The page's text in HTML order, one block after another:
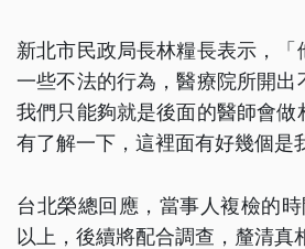
新北市民政局長林糧長表示，
一些不法的行為，醫療院所開出
我們只能夠就是後面的醫師會做
有了解一下，這裡面有好幾個是
台北榮總回應，當事人複檢的
以上，後續將配合調查，釐清真